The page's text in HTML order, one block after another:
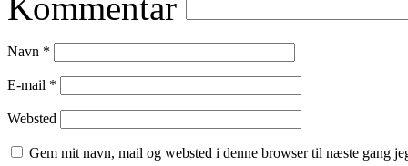
Kommentar
Navn *
E-mail *
Websted
Gem mit navn, mail og websted i denne browser til næste gang